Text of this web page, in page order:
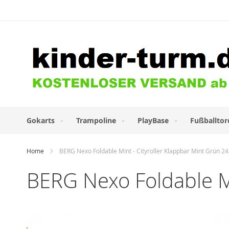
Gokarts Trampoline PlayBase
Home BERG Nexo Foldable Mint - Cityroller Klappbar Mint Grün
BERG Nexo
Ende